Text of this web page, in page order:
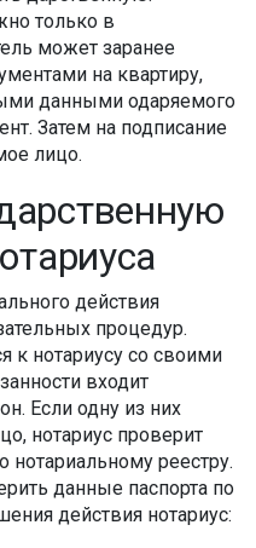
только в
может заранее
на квартиру,
данными одаряемого
Затем на подписание
лицо.
действия
процедур.
к нотариусу со своими
входит
Если одну из них
нотариус проверит
нотариальному реестру.
данные паспорта по
действия нотариус: